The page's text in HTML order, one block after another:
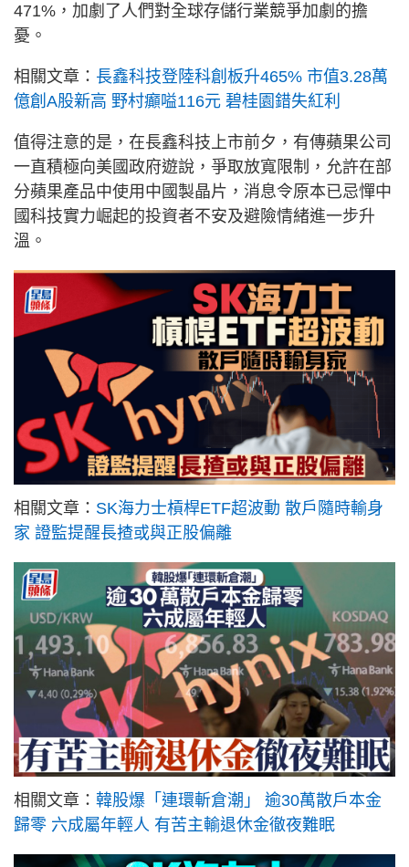
471%，加劇了人們對全球存儲行業競爭加劇的擔
憂。
相關文章： 長鑫科技登陸科創板升465% 市值3.28萬
億創A股新高 野村癲嗌116元 碧桂園錯失紅利
值得注意的是，在長鑫科技上市前夕，有傳蘋果公司
一直積極向美國政府遊說，爭取放寬限制，允許在部
分蘋果產品中使用中國製晶片，消息令原本已忌憚中
國科技實力崛起的投資者不安及避險情緒進一步升
溫。
相關文章： SK海力士槓桿ETF超波動 散戶隨時輸身
家 證監提醒長揸或與正股偏離
相關文章： 韓股爆「連環斬倉潮」 逾30萬散戶本金
歸零 六成屬年輕人 有苦主輸退休金徹夜難眠